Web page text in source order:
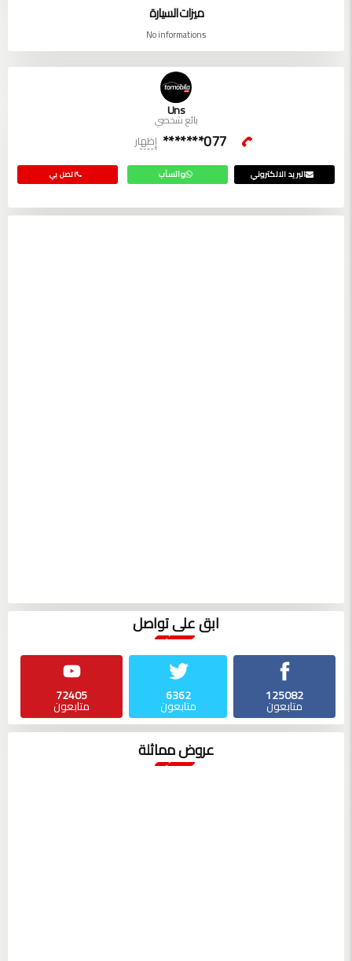
ميزات السيارة
No informations
Uns
بائع شخصي
077******* إظهار
اتصل بي البريد الالكتروني واتسآب
ابق على تواصل
125082
متابعون
6362
متابعون
72405
متابعون
عروض مماثلة